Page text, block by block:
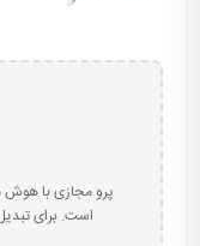
پرو مجازی با
است. برای